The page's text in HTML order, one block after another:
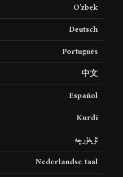
O’zbek
Deutsch
Português
中文
Español
Kurdî
ئۇيغۇرچە
Nederlandse taal